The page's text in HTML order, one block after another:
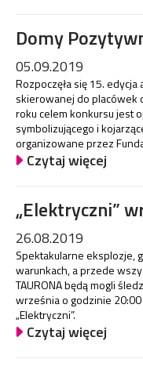
Domy
05.09.2019
Rozpoczęła się 15.
skierowanej do placówek
roku celem konkursu jest
symbolizującego i
organizowane przez
Czytaj więcej
„Elektryczni”
26.08.2019
Spektakularne eksplozje,
warunkach, a przede
TAURONA będą mogli
września o godzinie
„Elektryczni”.
Czytaj więcej